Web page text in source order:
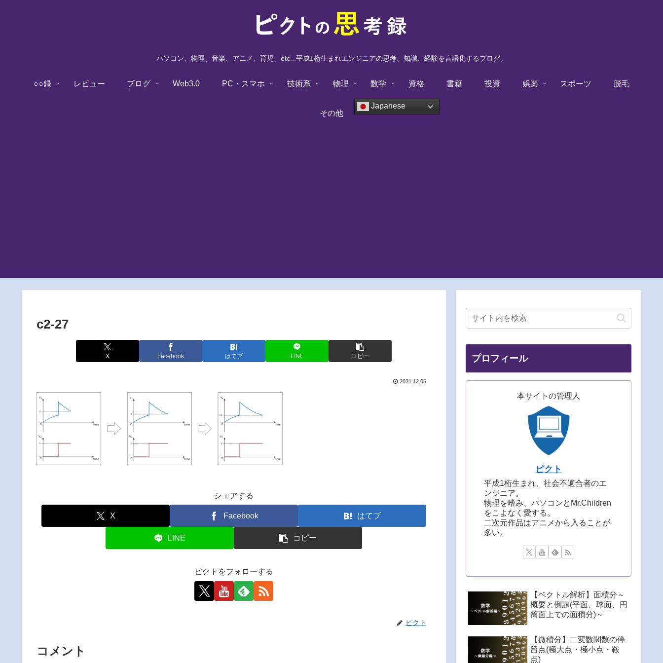
パソコン、物理、音楽、アニメ、育児、etc...平成1桁生まれエンジニアの思考、知識、経験を言語化するブログ。
○○録 レビュー ブログ Web3.0 PC・スマホ 技術系 物理 数学 資格 書籍 投資 娯楽 スポーツ 脱毛
その他
Japanese
c2-27
X Facebook はてブ LINE コピー
2021.12.05
シェアする
X Facebook はてブ
LINE コピー
ピクトをフォローする
ピクト
コメント
プロフィール
本サイトの管理人
ピクト
平成1桁生まれ、社会不適合者のエ
ンジニア。
物理を嗜み、パソコンとMr.Children
をこよなく愛する。
二次元作品はアニメから入ることが
多い。
【ベクトル解析】面積分～
概要と例題(平面、球面、円
筒面上での面積分)～
【微積分】二変数関数の停
留点(極大点・極小点・鞍
点)